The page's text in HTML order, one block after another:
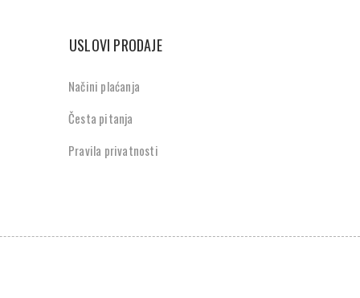
USLOVI PRODAJE
Načini plaćanja
Česta pitanja
Pravila privatnosti